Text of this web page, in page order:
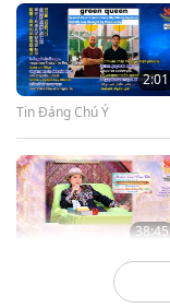
Chúng Ta
Chúng Ta
2:01
Tin Đáng Chú Ý
38:45